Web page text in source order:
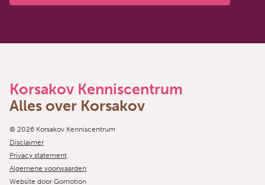
Korsakov Kenniscentrum
Alles over Korsakov
Copyright navigation
© 2026 Korsakov Kenniscentrum
Disclaimer
Privacy statement
Algemene voorwaarden
Website door Gomotion